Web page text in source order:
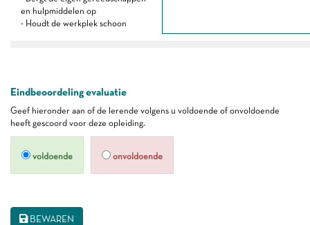
en hulpmiddelen op
- Houdt de werkplek schoon
Eindbeoordeling evaluatie
Geef hieronder aan of de lerende volgens u voldoende of onvoldoende
heeft gescoord voor deze opleiding.
voldoende onvoldoende
BEWAREN